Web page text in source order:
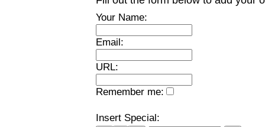
Your Name:
Email:
URL:
Remember me:
Insert Special: